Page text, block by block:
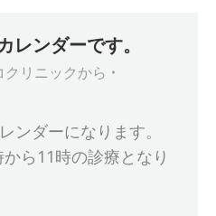
レンダーです。
リニックから
ンダーになります。
ら11時の診療となり